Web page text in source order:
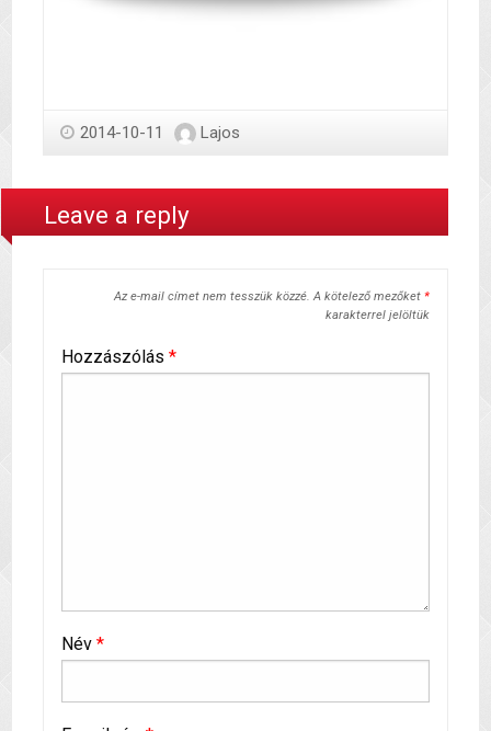
2014-10-11 Lajos
Leave a reply
Az e-mail címet nem tesszük közzé. A kötelező mezőket *
karakterrel jelöltük
Hozzászólás *
Név *